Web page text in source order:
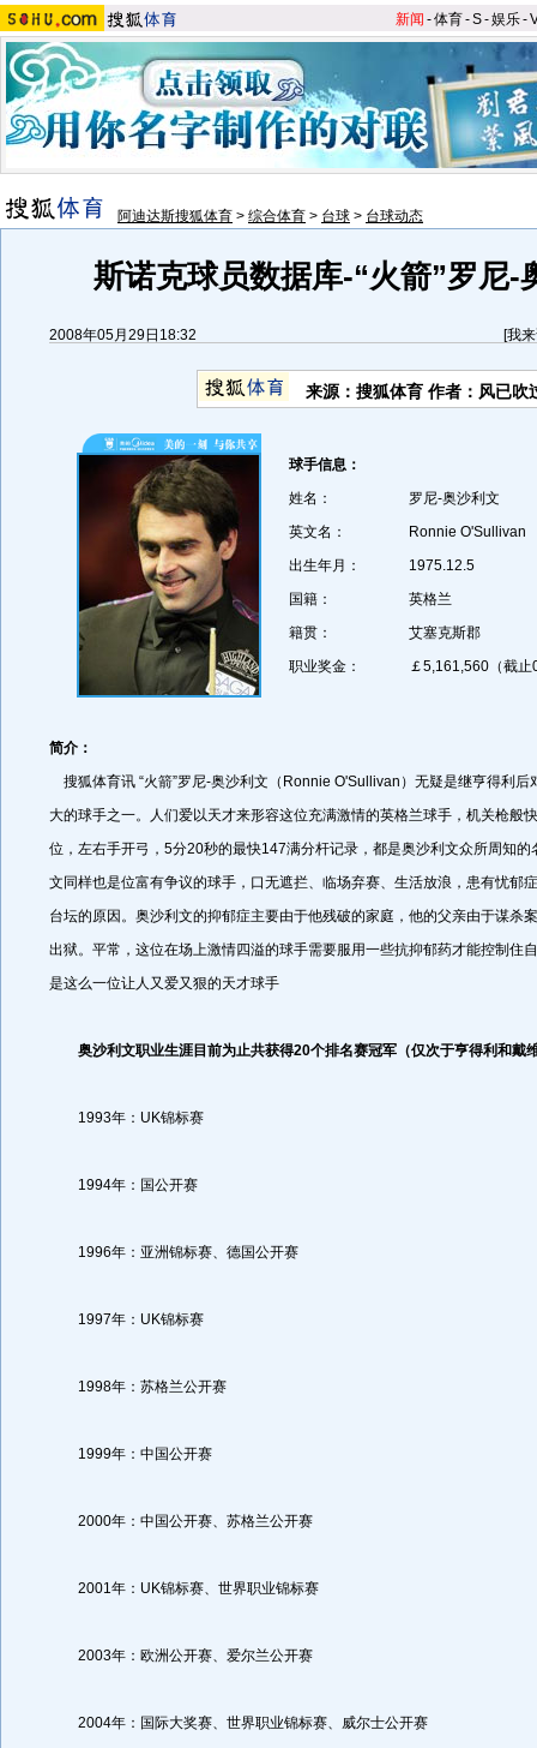
新闻 -体育-S-娱乐-
阿迪达斯搜狐体育 > 综合体育 > 台球 > 台球动态
斯诺克球员数据库-“火箭”罗尼-
2008年05月29日18:32 [我
来源：搜狐体育 作者：风已吹
球手信息：
姓名：
罗尼-奥沙利文
英文名：
Ronnie O'Sullivan
出生年月：
1975.12.5
国籍：
英格兰
籍贯：
艾塞克斯郡
职业奖金：
￡5,161,560（截
简介：
搜狐体育讯 “火箭”罗尼-奥沙利文（Ronnie O'Sullivan）无疑是继亨得利后
大的球手之一。人们爱以天才来形容这位充满激情的英格兰球手，机关枪般
位，左右手开弓，5分20秒的最快147满分杆记录，都是奥沙利文众所周知的
文同样也是位富有争议的球手，口无遮拦、临场弃赛、生活放浪，患有忧郁
台坛的原因。奥沙利文的抑郁症主要由于他残破的家庭，他的父亲由于谋杀
出狱。平常，这位在场上激情四溢的球手需要服用一些抗抑郁药才能控制住
是这么一位让人又爱又狠的天才球手
奥沙利文职业生涯目前为止共获得20个排名赛冠军（仅次于亨得利和戴
1993年：UK锦标赛
1994年：国公开赛
1996年：亚洲锦标赛、德国公开赛
1997年：UK锦标赛
1998年：苏格兰公开赛
1999年：中国公开赛
2000年：中国公开赛、苏格兰公开赛
2001年：UK锦标赛、世界职业锦标赛
2003年：欧洲公开赛、爱尔兰公开赛
2004年：国际大奖赛、世界职业锦标赛、威尔士公开赛